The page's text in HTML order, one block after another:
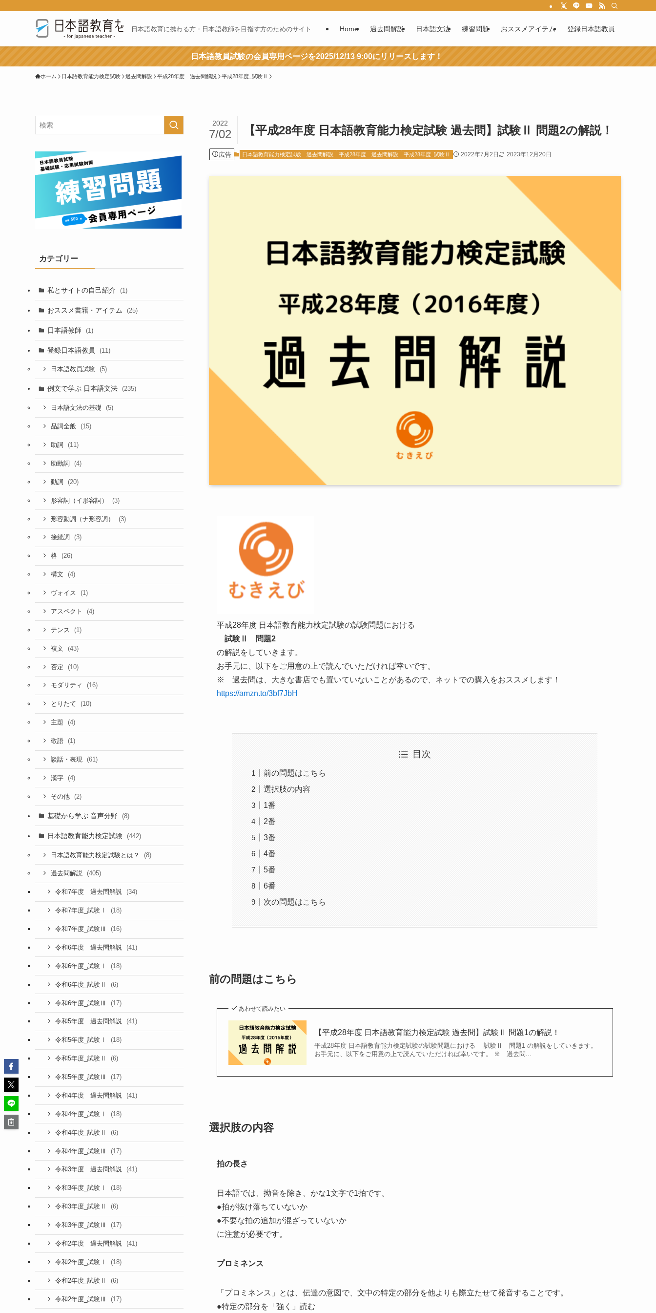
日本語教育に携わる方・日本語教師を目指す方のためのサイト Home 過去問解説 日本語文法 練習問題 おススメアイテム 登録日本語教員
日本語教員試験の会員専用ページを2025/12/13 9:00にリリースします！
ホーム 日本語教育能力検定試験 過去問解説 平成28年度 過去問解説 平成28年度_試験Ⅱ
【平成28年度 日本語教育能力検定試験 過去問】試験Ⅱ 問題2の解説！
2022
7/02
広告 日本語教育能力検定試験 過去問解説 平成28年度 過去問解説 平成28年度_試験Ⅱ 2022年7月2日 2023年12月20日
平成28年度 日本語教育能力検定試験の試験問題における
試験Ⅱ 問題2
の解説をしていきます。
お手元に、以下をご用意の上で読んでいただければ幸いです。
※ 過去問は、大きな書店でも置いていないことがあるので、ネットでの購入をおススメします！
https://amzn.to/3bf7JbH
目次
前の問題はこちら
選択肢の内容
1番
2番
3番
4番
5番
6番
次の問題はこちら
前の問題はこちら
あわせて読みたい
【平成28年度 日本語教育能力検定試験 過去問】試験Ⅱ 問題1の解説！
平成28年度 日本語教育能力検定試験の試験問題における 試験Ⅱ 問題1 の解説をしていきます。
お手元に、以下をご用意の上で読んでいただければ幸いです。 ※ 過去問...
選択肢の内容
拍の長さ
日本語では、拗音を除き、かな1文字で1拍です。
●拍が抜け落ちていないか
●不要な拍の追加が混ざっていないか
に注意が必要です。
プロミネンス
「プロミネンス」
とは、伝達の意図で、文中の特定の部分を他よりも際立たせて発音することです。
●特定の部分を 「強く」 読む
カテゴリー
私とサイトの自己紹介 (1)
おススメ書籍・アイテム (25)
日本語教師 (1)
登録日本語教員 (11)
日本語教員試験 (5)
例文で学ぶ 日本語文法 (235)
日本語文法の基礎 (5)
品詞全般 (15)
助詞 (11)
助動詞 (4)
動詞 (20)
形容詞（イ形容詞） (3)
形容動詞（ナ形容詞） (3)
接続詞 (3)
格 (26)
構文 (4)
ヴォイス (1)
アスペクト (4)
テンス (1)
複文 (43)
否定 (10)
モダリティ (16)
とりたて (10)
主題 (4)
敬語 (1)
談話・表現 (61)
漢字 (4)
その他 (2)
基礎から学ぶ 音声分野 (8)
日本語教育能力検定試験 (442)
日本語教育能力検定試験とは？ (8)
過去問解説 (405)
令和7年度 過去問解説 (34)
令和7年度_試験Ⅰ (18)
令和7年度_試験Ⅲ (16)
令和6年度 過去問解説 (41)
令和6年度_試験Ⅰ (18)
令和6年度_試験Ⅱ (6)
令和6年度_試験Ⅲ (17)
令和5年度 過去問解説 (41)
令和5年度_試験Ⅰ (18)
令和5年度_試験Ⅱ (6)
令和5年度_試験Ⅲ (17)
令和4年度 過去問解説 (41)
令和4年度_試験Ⅰ (18)
令和4年度_試験Ⅱ (6)
令和4年度_試験Ⅲ (17)
令和3年度 過去問解説 (41)
令和3年度_試験Ⅰ (18)
令和3年度_試験Ⅱ (6)
令和3年度_試験Ⅲ (17)
令和2年度 過去問解説 (41)
令和2年度_試験Ⅰ (18)
令和2年度_試験Ⅱ (6)
令和2年度_試験Ⅲ (17)